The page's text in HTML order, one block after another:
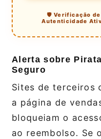
🛡️ Verificação de
Autenticidade
Alerta sobre
Seguro
Sites de terceiros
a página de
bloqueiam o
ao reembolso. Se